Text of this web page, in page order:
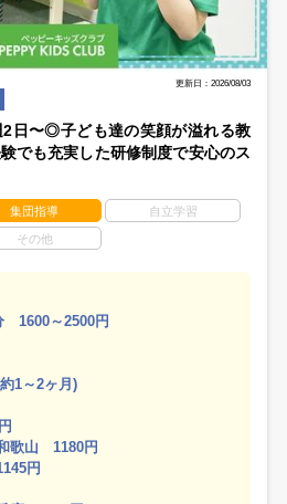
更新日：2026/08/03
2日〜◎子ども達の笑顔が溢れる教
でも充実した研修制度で安心のス
集団指導 自立学習
その他
1600～2500円
1～2ヶ月)
歌山 1180円
円